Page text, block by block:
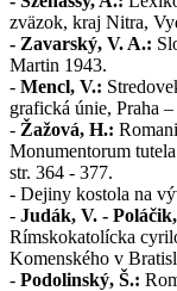
zväzok, kraj Nitra,
- Zavarský, V. A.:
Martin 1943.
- Mencl, V.:
grafická únie, Praha
- Žažová, H.:
Monumentorum
str. 364 - 377.
- Dejiny kostola na
- Judák, V. -
Rímskokatolícka
Komenského v
- Podolinský, Š.: